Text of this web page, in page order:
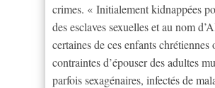
crimes. « Initialement kidnappées
des esclaves sexuelles et au nom
certaines de ces enfants chrétiennes
contraintes d’épouser des adultes
parfois sexagénaires, infectés de